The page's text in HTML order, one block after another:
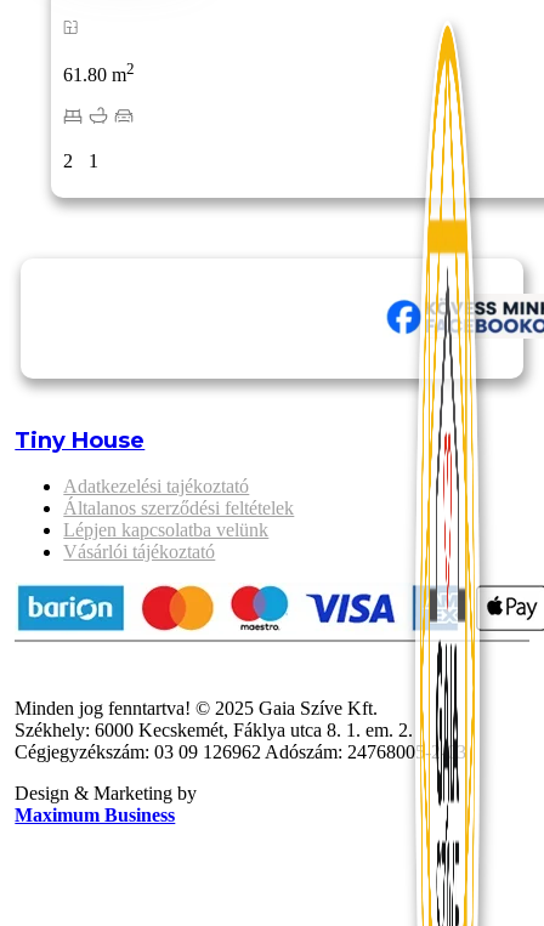
61.80 m2
2 1
Tiny House
Adatkezelési tajékoztató
Általanos szerződési feltételek
Lépjen kapcsolatba velünk
Vásárlói tájékoztató
Minden jog fenntartva! © 2025 Gaia Szíve Kft.
Székhely: 6000 Kecskemét, Fáklya utca 8. 1. em. 2.
Cégjegyzékszám: 03 09 126962 Adószám: 24768005-2-03
Design & Marketing by
Maximum Business